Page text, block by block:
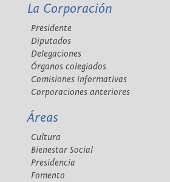
La Corporación
Presidente
Diputados
Delegaciones
Órganos colegiados
Comisiones informativas
Corporaciones anteriores
Áreas
Cultura
Bienestar Social
Presidencia
Fomento